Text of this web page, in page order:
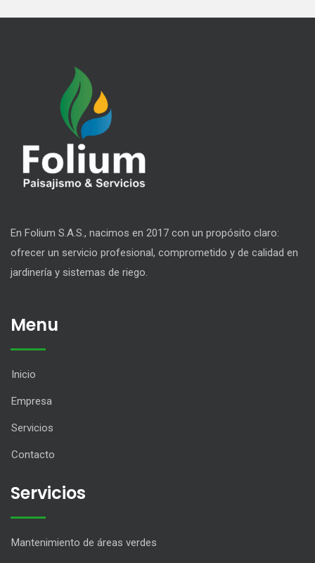
En Folium S.A.S., nacimos en 2017 con un propósito claro:
ofrecer un servicio profesional, comprometido y de calidad en
jardinería y sistemas de riego.
Menu
Inicio
Empresa
Servicios
Contacto
Servicios
Mantenimiento de áreas verdes